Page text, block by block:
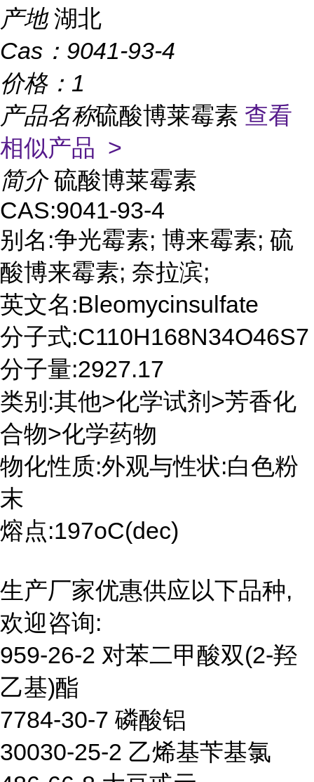
产地 湖北
Cas： 9041-93-4
价格： 1
产品名称硫酸博莱霉素 查看
相似产品 >
简介 硫酸博莱霉素
CAS:9041-93-4
别名:争光霉素; 博来霉素; 硫
酸博来霉素; 奈拉滨;
英文名:Bleomycinsulfate
分子式:C110H168N34O46S7
分子量:2927.17
类别:其他>化学试剂>芳香化
合物>化学药物
物化性质:外观与性状:白色粉
末
熔点:197oC(dec)
生产厂家优惠供应以下品种,
欢迎咨询:
959-26-2 对苯二甲酸双(2-羟
乙基)酯
7784-30-7 磷酸铝
30030-25-2 乙烯基苄基氯